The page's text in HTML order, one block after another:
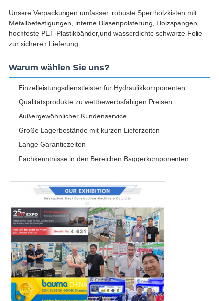
Unsere Verpackungen umfassen robuste Sperrholzkisten mit
Metallbefestigungen, interne Blasenpolsterung, Holzspangen,
hochfeste PET-Plastikbänder,und wasserdichte schwarze Folie
zur sicheren Lieferung.
Warum wählen Sie uns?
Einzelleistungsdienstleister für Hydraulikkomponenten
Qualitätsprodukte zu wettbewerbsfähigen Preisen
Außergewöhnlicher Kundenservice
Große Lagerbestände mit kurzen Lieferzeiten
Lange Garantiezeiten
Fachkenntnisse in den Bereichen Baggerkomponenten